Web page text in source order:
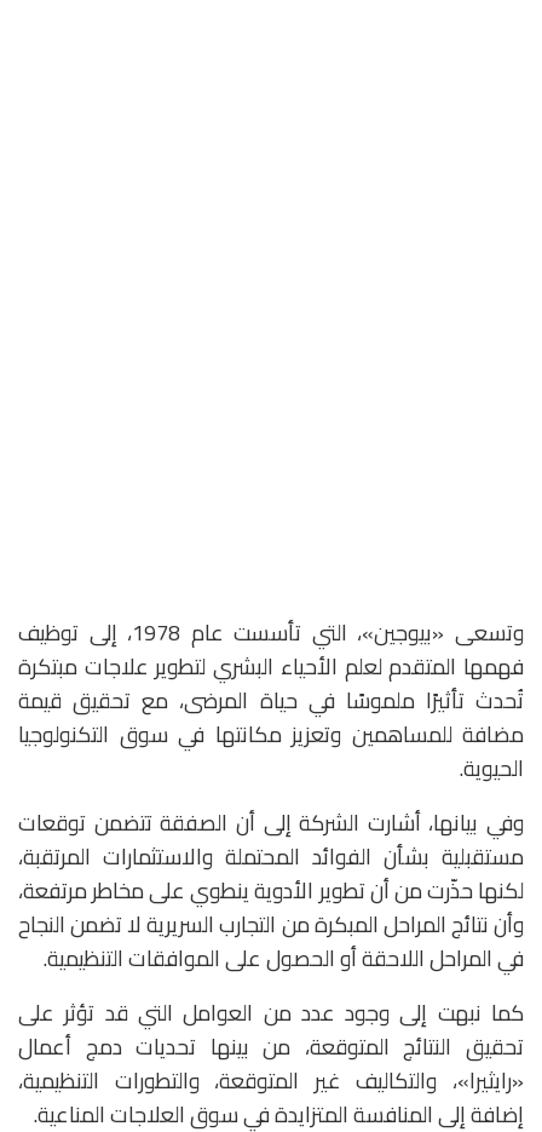
وتسعى «بيوجين»، التي تأسست عام 1978، إلى توظيف
فهمها المتقدم لعلم الأحياء البشري لتطوير علاجات مبتكرة
تُحدث تأثيرًا ملموسًا في حياة المرضى، مع تحقيق قيمة
مضافة للمساهمين وتعزيز مكانتها في سوق التكنولوجيا
الحيوية.
وفي بيانها، أشارت الشركة إلى أن الصفقة تتضمن توقعات
مستقبلية بشأن الفوائد المحتملة والاستثمارات المرتقبة،
لكنها حذّرت من أن تطوير الأدوية ينطوي على مخاطر مرتفعة،
وأن نتائج المراحل المبكرة من التجارب السريرية لا تضمن النجاح
في المراحل اللاحقة أو الحصول على الموافقات التنظيمية.
كما نبهت إلى وجود عدد من العوامل التي قد تؤثر على
تحقيق النتائج المتوقعة، من بينها تحديات دمج أعمال
«رايثيرا»، والتكاليف غير المتوقعة، والتطورات التنظيمية،
إضافة إلى المنافسة المتزايدة في سوق العلاجات المناعية.